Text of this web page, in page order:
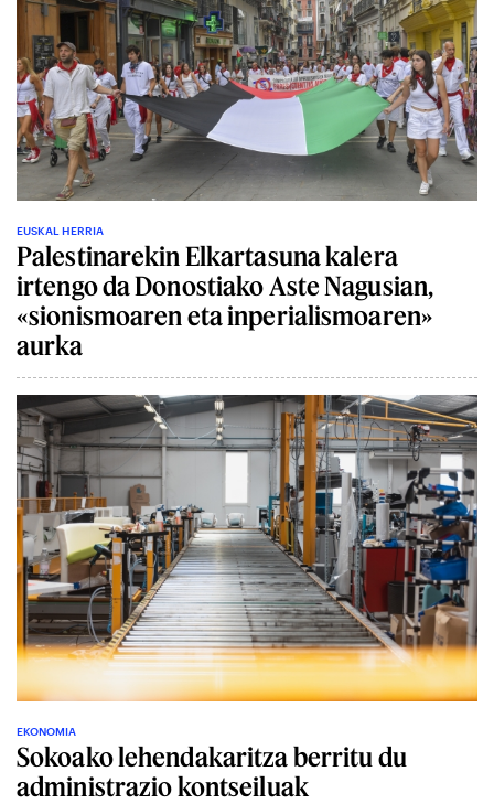
EUSKAL HERRIA
Palestinarekin Elkartasuna kalera
irtengo da Donostiako Aste Nagusian,
«sionismoaren eta inperialismoaren»
aurka
EKONOMIA
Sokoako lehendakaritza berritu du
administrazio kontseiluak